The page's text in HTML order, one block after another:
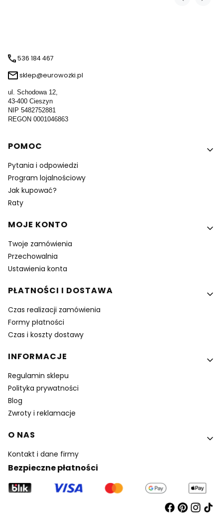
536 184 467
sklep@eurowozki.pl
ul. Schodowa 12,
43-400 Cieszyn
NIP 5482752881
REGON 0001046863
Linki w stopce
POMOC
Pytania i odpowiedzi
Program lojalnościowy
Jak kupować?
Raty
MOJE KONTO
Twoje zamówienia
Przechowalnia
Ustawienia konta
PŁATNOŚCI I DOSTAWA
Czas realizacji zamówienia
Formy płatności
Czas i koszty dostawy
INFORMACJE
Regulamin sklepu
Polityka prywatności
Blog
Zwroty i reklamacje
O NAS
Kontakt i dane firmy
Bezpieczne płatności